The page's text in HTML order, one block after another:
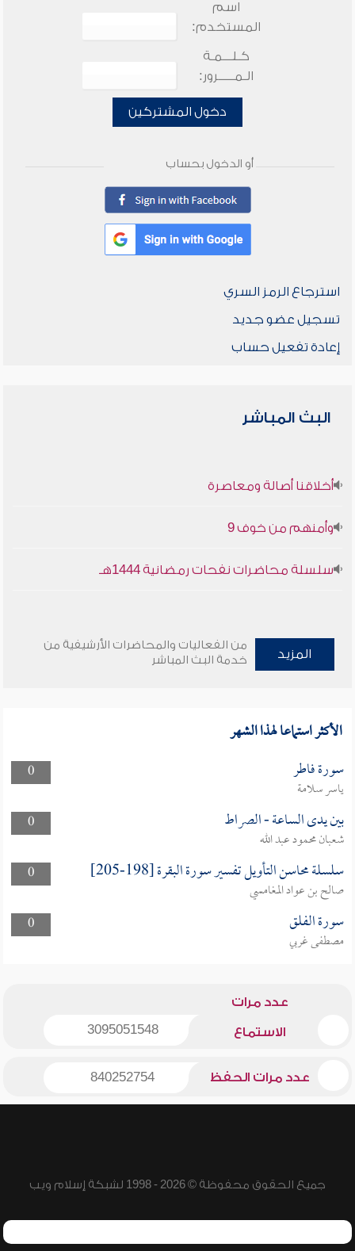
اسم
المستخدم:
كـلـــمـة
الـمـــــرور:
دخول المشتركين
أو الدخول بحساب
استرجاع الرمز السري
تسجيل عضو جديد
إعادة تفعيل حساب
البث المباشر
أخلاقنا أصالة ومعاصرة
وأمنهم من خوف 9
سلسلة محاضرات نفحات رمضانية 1444هـ
المزيد
من الفعاليات والمحاضرات الأرشيفية من
خدمة البث المباشر
الأكثر استماعا لهذا الشهر
0 سورة فاطر
ياسر سلامة
0
بين يدى الساعة - الصراط
شعبان محمود عبد الله
0
سلسلة محاسن التأويل تفسير سورة البقرة [198-205]
صالح بن عواد المغامسي
0
سورة الفلق
مصطفى غربي
عدد مرات
الاستماع 3095051548
عدد مرات الحفظ 840252754
جميع الحقوق محفوظة © 2026 - 1998 لشبكة إسلام ويب